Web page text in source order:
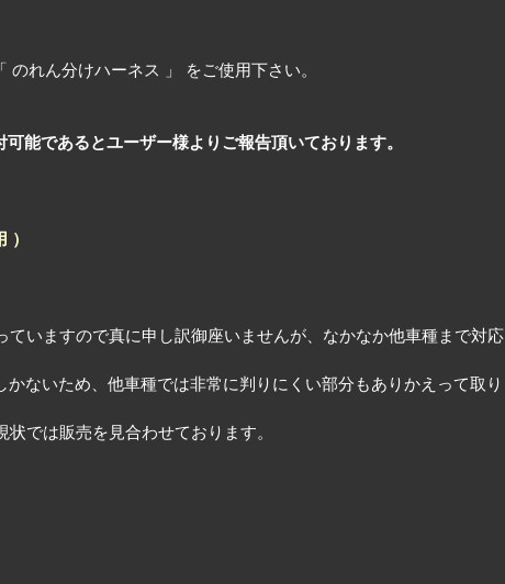
れん分けハーネス 」 をご使用下さい。
能であるとユーザー様よりご報告頂いております。
いますので真に申し訳御座いませんが、なかなか他車種まで対応
ないため、他車種では非常に判りにくい部分もありかえって取り
では販売を見合わせております。